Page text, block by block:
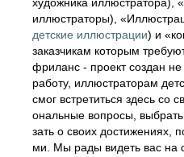
художника иллюстратора),
иллюстраторы),
детские иллюстрации) и
за­каз­чи­кам которым
фри­ланс - про­ект соз­дан
ра­бо­ту, иллюстраторам
смог встре­тить­ся здесь со
ональ­ные воп­ро­сы,
зать о сво­их
ми. Мы рады ви­деть вас на